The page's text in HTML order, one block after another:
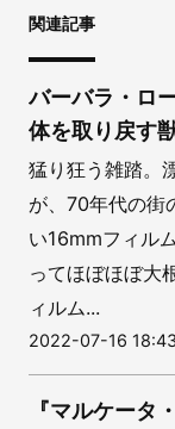
関連記事
バーバラ・ロ
体を取り戻す
猛り狂う雑踏。
が、70年代の街
い16mmフィル
ってほぼほぼ大
ィルム...
2022-07-16 18:43
『マルケータ